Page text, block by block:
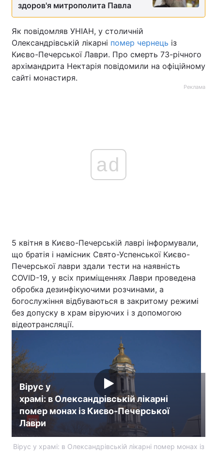
Архів Вакансії
Контакти
Послуги
здоров'я митрополита Павла
Як повідомляв УНІАН, у столичній
Олександрівській лікарні помер чернець із
Києво-Печерської Лаври. Про смерть 73-річного
архімандрита Нектарія повідомили на офіційному
сайті монастиря.
Реклама
ad
5 квітня в Києво-Печерській лаврі інформували,
що братія і намісник Свято-Успенської Києво-
Печерської лаври здали тести на наявність
COVID-19, у всіх приміщеннях Лаври проведена
обробка дезинфікуючими розчинами, а
богослужіння відбуваються в закритому режимі
без допуску в храм віруючих і з допомогою
відеотрансляції.
Вірус у
храмі: в Олександрівській лікарні
помер монах із Києво-Печерської
Лаври
Вірус у храмі: в Олександрівській лікарні помер монах із